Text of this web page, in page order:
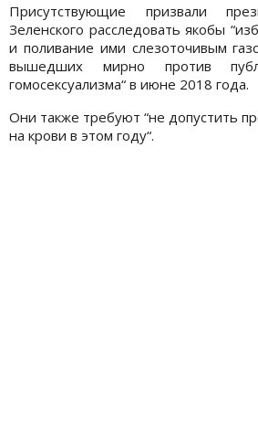
Присутствующие призвали
Зеленского расследовать якобы
и поливание ими слезоточивым
вышедших мирно против
гомосексуализма“ в июне 2018 года.
Они также требуют “не допустить
на крови в этом году“.